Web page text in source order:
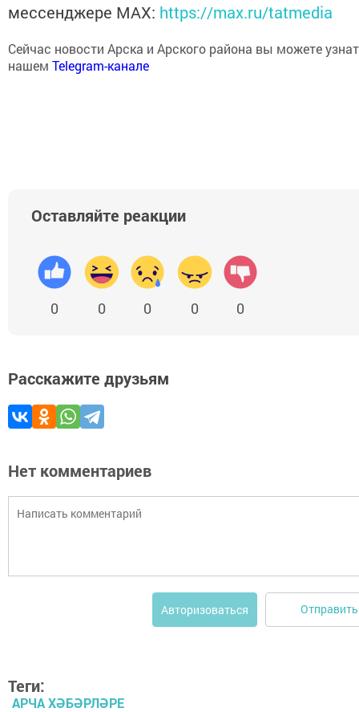
мессенджере MАХ: https://max.ru/tatmedia
Сейчас новости Арска и Арского района вы можете
нашем Telegram-канале
Оставляйте реакции
0 0 0 0 0
Расскажите друзьям
Нет комментариев
Авторизоваться Отправить
Теги:
АРЧА ХӘБӘРЛӘРЕ